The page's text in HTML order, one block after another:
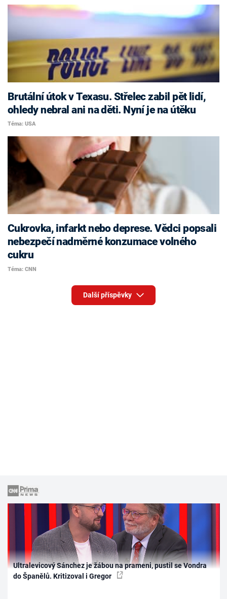
Brutální útok v Texasu. Střelec zabil pět lidí,
ohledy nebral ani na děti. Nyní je na útěku
Téma: USA
Cukrovka, infarkt nebo deprese. Vědci popsali
nebezpečí nadměrné konzumace volného
cukru
Téma: CNN
Další příspěvky
Ultralevicový Sánchez je žábou na prameni, pustil se Vondra
do Španělů. Kritizoval i Gregor